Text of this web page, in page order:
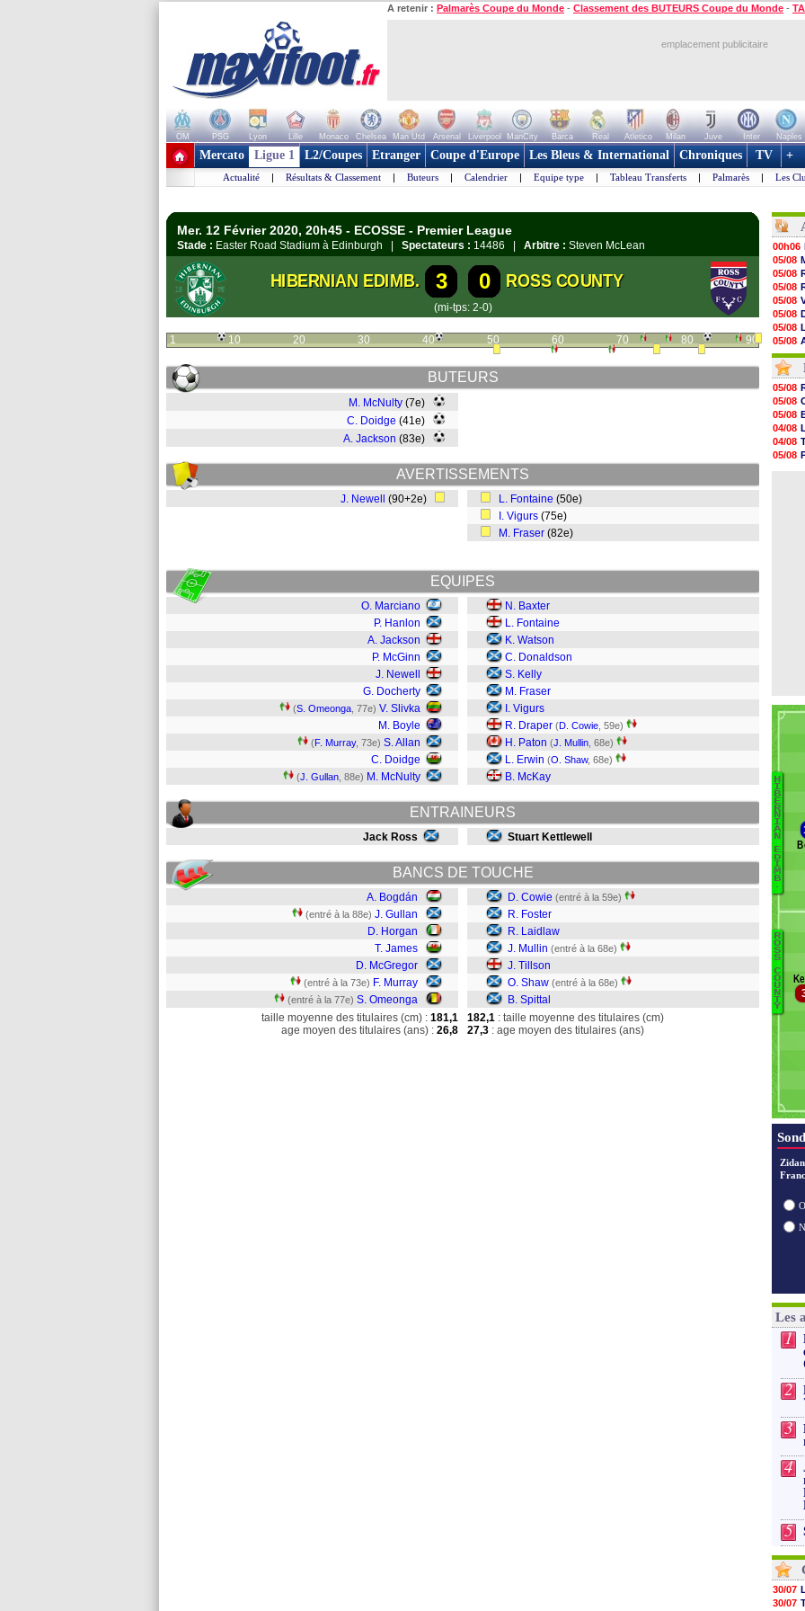
A retenir : Palmarès Coupe du Monde - Classement des BUTEURS Coupe du Monde -
emplacement publicitaire
OM PSG Lyon Lille Monaco Chelsea Man Utd Arsenal Liverpool ManCity Barca Real Atletico Milan Juve Inter Naples
+ de clubs
Mercato Ligue 1 L2/Coupes Etranger Coupe d'Europe Les Bleus & International Chroniques TV +
Actualité | Résultats & Classement | Buteurs | Calendrier | Equipe type | Tableau Transferts | Palmarès | Les
Mer. 12 Février 2020, 20h45 - ECOSSE - Premier League
Stade : Easter Road Stadium à Edinburgh | Spectateurs : 14486 | Arbitre : Steven McLean
HIBERNIAN EDIMB. 3 0 ROSS COUNTY
(mi-tps: 2-0)
1 10 20 30 40 50 60 70 80 90
BUTEURS
M. McNulty (7e)
C. Doidge (41e)
A. Jackson (83e)
AVERTISSEMENTS
J. Newell (90+2e) L. Fontaine (50e)
I. Vigurs (75e)
M. Fraser (82e)
EQUIPES
O. Marciano
P. Hanlon
A. Jackson
P. McGinn
J. Newell
G. Docherty
(S. Omeonga , 77e) V. Slivka
M. Boyle
(F. Murray, 73e) S. Allan
C. Doidge
(J. Gullan , 88e) M. McNulty
N. Baxter
L. Fontaine
K. Watson
C. Donaldson
S. Kelly
M. Fraser
I. Vigurs
R. Draper (D. Cowie , 59e)
H. Paton (J. Mullin , 68e)
L. Erwin (O. Shaw, 68e)
B. McKay
ENTRAINEURS
Jack Ross Stuart Kettlewell
BANCS DE TOUCHE
A. Bogdán
(entré à la 88e) J. Gullan
D. Horgan
T. James
D. McGregor
(entré à la 73e) F. Murray
(entré à la 77e) S. Omeonga
D. Cowie (entré à la 59e)
R. Foster
R. Laidlaw
J. Mullin (entré à la 68e)
J. Tillson
O. Shaw (entré à la 68e)
B. Spittal
taille moyenne des titulaires (cm) : 181,1
age moyen des titulaires (ans) : 26,8
182,1 : taille moyenne des titulaires (cm)
27,3 : age moyen des titulaires (ans)
00h06
05/08
05/08
05/08
05/08
05/08
05/08
05/08
05/08
05/08
05/08
05/08
05/08
05/08
05/08
05/08
05/08
05/08
05/08
05/08
04/08
04/08
05/08
H
I
B
E
R
N
I
A
N
E
D
I
M
B
.
R
O
S
S
C
O
U
N
T
Y
Les
1
2
3
4
5
30/07
30/07